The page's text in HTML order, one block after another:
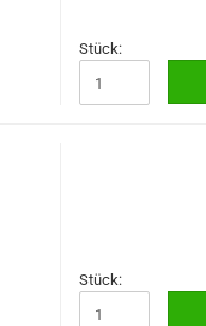
Stück:
Stück: